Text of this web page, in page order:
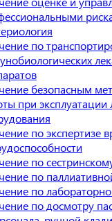
по
безопасным
при эксплуатации
по экспертизе
по
по
по
по досмотру